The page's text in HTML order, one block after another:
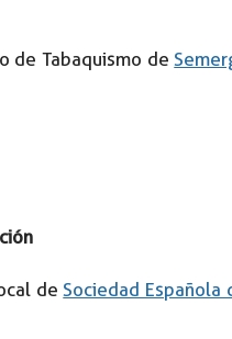
de Tabaquismo de
de Sociedad Española